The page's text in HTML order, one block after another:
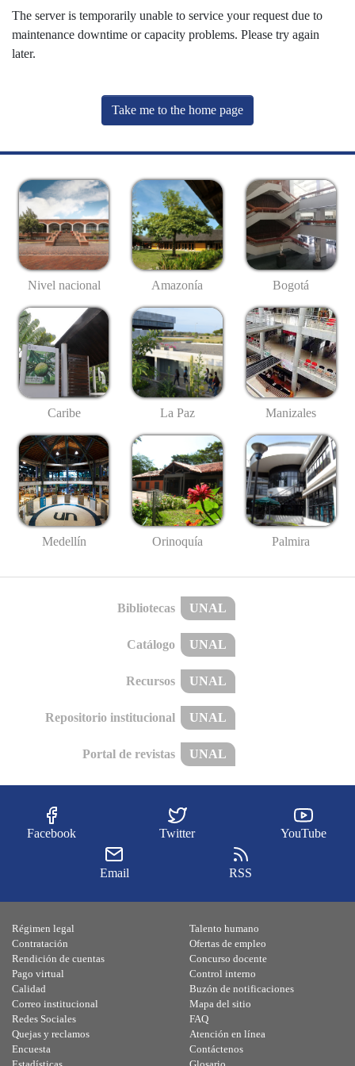
The server is temporarily unable to service your request due to
maintenance downtime or capacity problems. Please try again
later.
Take me to the home page
Nivel nacional Amazonía Bogotá
Caribe La Paz Manizales
Medellín Orinoquía Palmira
Bibliotecas UNAL
Catálogo UNAL
Recursos UNAL
Repositorio institucional UNAL
Portal de revistas UNAL
Facebook Twitter YouTube
Email RSS
Régimen legal
Contratación
Rendición de cuentas
Pago virtual
Calidad
Talento humano
Ofertas de empleo
Concurso docente
Control interno
Buzón de notificaciones
Correo institucional
Redes Sociales
Quejas y reclamos
Encuesta
Mapa del sitio
FAQ
Atención en línea
Contáctenos